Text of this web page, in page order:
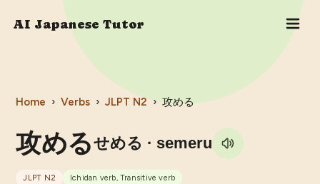
AI Japanese Tutor
Home › Verbs › JLPT N2 › 攻める
攻めるせめる · semeru
JLPT N2 Ichidan verb, Transitive verb